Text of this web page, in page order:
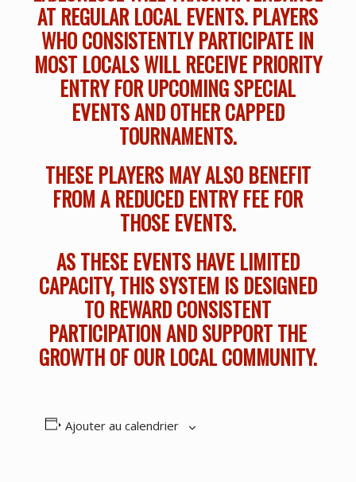
AT REGULAR LOCAL EVENTS. PLAYERS
WHO CONSISTENTLY PARTICIPATE IN
MOST LOCALS WILL RECEIVE PRIORITY
ENTRY FOR UPCOMING SPECIAL
EVENTS AND OTHER CAPPED
TOURNAMENTS.
THESE PLAYERS MAY ALSO BENEFIT
FROM A REDUCED ENTRY FEE FOR
THOSE EVENTS.
AS THESE EVENTS HAVE LIMITED
CAPACITY, THIS SYSTEM IS DESIGNED
TO REWARD CONSISTENT
PARTICIPATION AND SUPPORT THE
GROWTH OF OUR LOCAL COMMUNITY.
Ajouter au calendrier